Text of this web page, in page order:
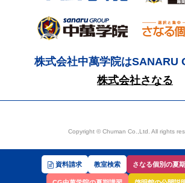
資料請求 教室検索 さなる個別の夏
株式会社中萬学院はSANARU
株式会社さなる
Copyright © Chuman Co.,Ltd. All rights